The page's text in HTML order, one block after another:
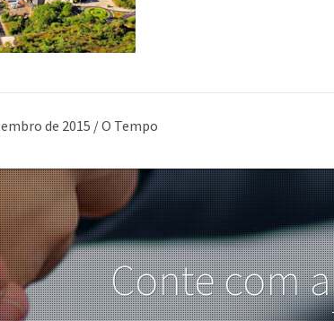
de 2015 / O Tempo
Conte com